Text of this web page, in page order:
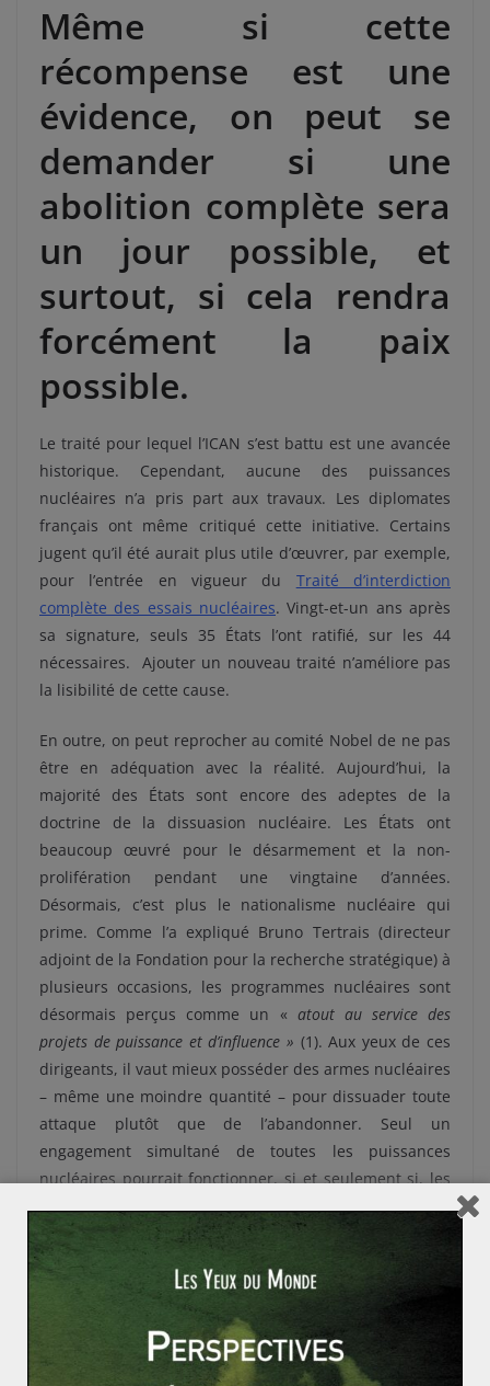
Même si cette
récompense est une
évidence, on peut se
demander si une
abolition complète sera
un jour possible, et
surtout, si cela rendra
forcément la paix
possible.
Le traité pour lequel l’ICAN s’est battu est une avancée
historique. Cependant, aucune des puissances
nucléaires n’a pris part aux travaux. Les diplomates
français ont même critiqué cette initiative. Certains
jugent qu’il été aurait plus utile d’œuvrer, par exemple,
pour l’entrée en vigueur du Traité d’interdiction
complète des essais nucléaires. Vingt-et-un ans après
sa signature, seuls 35 États l’ont ratifié, sur les 44
nécessaires. Ajouter un nouveau traité n’améliore pas
la lisibilité de cette cause.
En outre, on peut reprocher au comité Nobel de ne pas
être en adéquation avec la réalité. Aujourd’hui, la
majorité des États sont encore des adeptes de la
doctrine de la dissuasion nucléaire. Les États ont
beaucoup œuvré pour le désarmement et la non-
prolifération pendant une vingtaine d’années.
Désormais, c’est plus le nationalisme nucléaire qui
prime. Comme l’a expliqué Bruno Tertrais (directeur
adjoint de la Fondation pour la recherche stratégique) à
plusieurs occasions, les programmes nucléaires sont
désormais perçus comme un « atout au service des
projets de puissance et d’influence » (1). Aux yeux de ces
dirigeants, il vaut mieux posséder des armes nucléaires
– même une moindre quantité – pour dissuader toute
attaque plutôt que de l’abandonner. Seul un
engagement simultané de toutes les puissances
nucléaires pourrait fonctionner, si et seulement si, les
En somme, le comité Nobel a fait un choix symbolique,
loin des réalités de la politique internationale. Il aurait
pu récompenser ceux qui ont travaillé pour l’Accord de
Vienne encadrant le programme nucléaire iranien.
Après tout, l’Agence internationale de l’énergie